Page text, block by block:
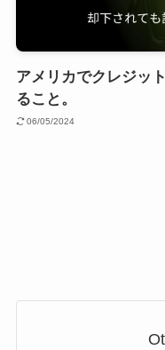
アメリカでクレジッ
ること。
06/05/2024